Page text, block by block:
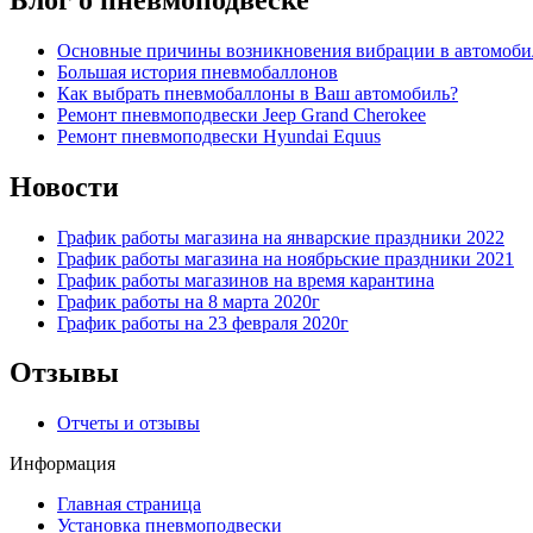
Основные причины возникновения вибрации в
Большая история пневмобаллонов
Как выбрать пневмобаллоны в Ваш автомобиль?
Ремонт пневмоподвески Jeep Grand Cherokee
Ремонт пневмоподвески Hyundai Equus
Новости
График работы магазина на январские праздники 2022
График работы магазина на ноябрьские праздники 2021
График работы магазинов на время карантина
График работы на 8 марта 2020г
График работы на 23 февраля 2020г
Отзывы
Отчеты и отзывы
Информация
Главная страница
Установка пневмоподвески